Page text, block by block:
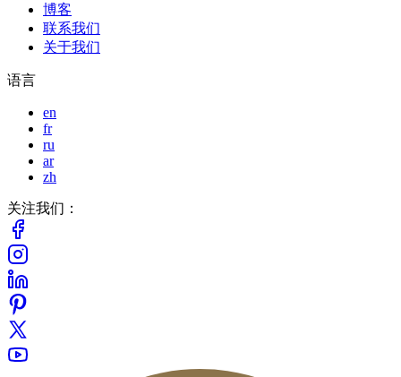
博客
联系我们
关于我们
语言
en
fr
ru
ar
zh
关注我们：